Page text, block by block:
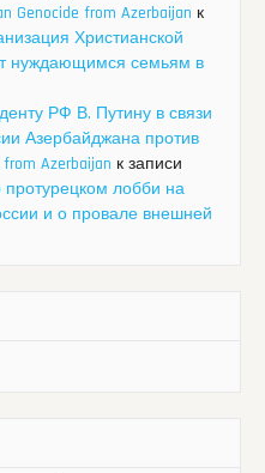
Genocide from Azerbaijan к
Христианской
нуждающимся семьям в
РФ В. Путину в связи
Азербайджана против
Azerbaijan к записи
протурецком лобби на
и о провале внешней